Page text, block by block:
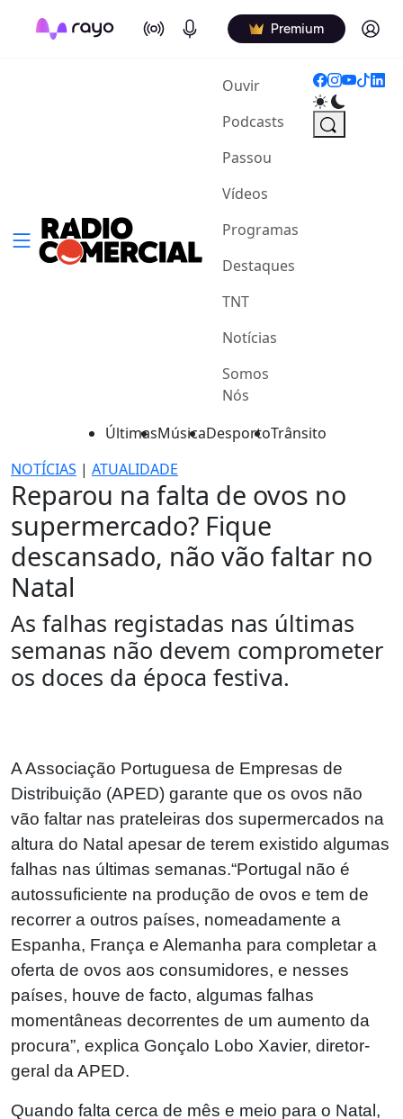
On Air Podcasts Premium Log in
Ouvir(current)
Podcasts
Passou
Vídeos
Programas
Destaques
TNT
Notícias
Somos
Nós
ÚltimasMúsicaDesportoTrânsito
NOTÍCIAS | ATUALIDADE
Reparou na falta de ovos no
supermercado? Fique
descansado, não vão faltar no
Natal
As falhas registadas nas últimas
semanas não devem comprometer
os doces da época festiva.
A Associação Portuguesa de Empresas de
Distribuição (APED) garante que os ovos não
vão faltar nas prateleiras dos supermercados na
altura do Natal apesar de terem existido algumas
falhas nas últimas semanas.“Portugal não é
autossuficiente na produção de ovos e tem de
recorrer a outros países, nomeadamente a
Espanha, França e Alemanha para completar a
oferta de ovos aos consumidores, e nesses
países, houve de facto, algumas falhas
momentâneas decorrentes de um aumento da
procura”, explica Gonçalo Lobo Xavier, diretor-
geral da APED.
Quando falta cerca de mês e meio para o Natal,